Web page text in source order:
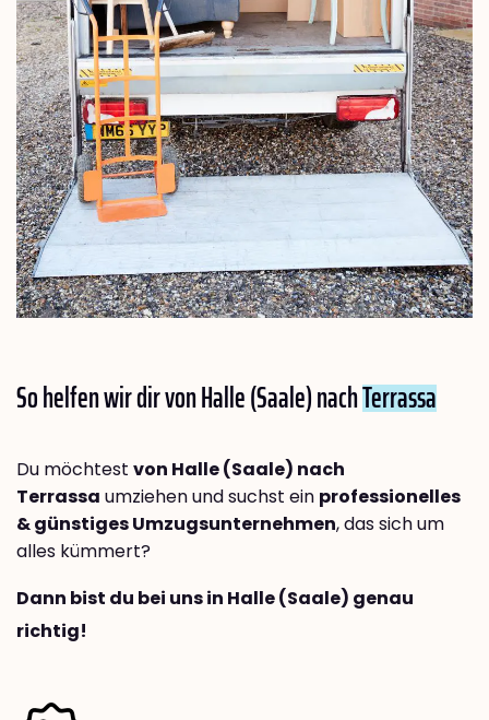
So helfen wir dir von Halle (Saale) nachTerrassa
Du möchtest von Halle (Saale) nach
Terrassa umziehen und suchst ein professionelles
& günstiges Umzugsunternehmen, das sich um
alles kümmert?
Dann bist du bei uns in Halle (Saale) genau
richtig!